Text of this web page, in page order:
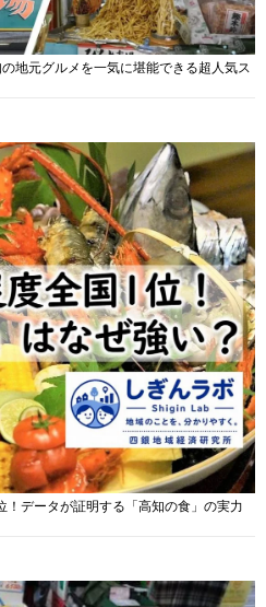
地元グルメを一気に堪能できる超人気ス
データが証明する「高知の食」の実力